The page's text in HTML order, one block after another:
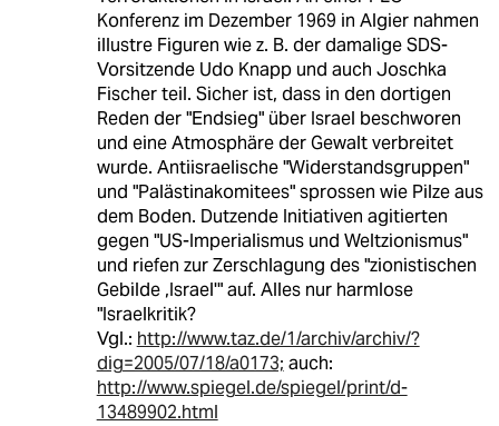
Konferenz im Dezember 1969 in Algier nahmen
illustre Figuren wie z. B. der damalige SDS-
Vorsitzende Udo Knapp und auch Joschka
Fischer teil. Sicher ist, dass in den dortigen
Reden der "Endsieg" über Israel beschworen
und eine Atmosphäre der Gewalt verbreitet
wurde. Antiisraelische "Widerstandsgruppen"
und "Palästinakomitees" sprossen wie Pilze aus
dem Boden. Dutzende Initiativen agitierten
gegen "US-Imperialismus und Weltzionismus"
und riefen zur Zerschlagung des "zionistischen
Gebilde ,Israel'" auf. Alles nur harmlose
"Israelkritik?
Vgl.: http://www.taz.de/1/archiv/archiv/?
dig=2005/07/18/a0173; auch:
http://www.spiegel.de/spiegel/print/d-
13489902.html